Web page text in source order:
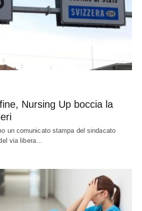
Nursing Up boccia la
un comunicato stampa del sindacato
via libera…